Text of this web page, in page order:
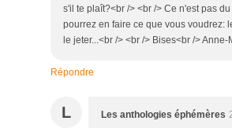
s'il te plaît?<br /> <br /> Ce n'est pas
pourrez en faire ce que vous voudrez:
le jeter...<br /> <br /> Bises<br /> Anne-
Répondre
L Les anthologies éphémères